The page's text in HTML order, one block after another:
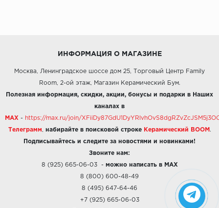
ИНФОРМАЦИЯ О МАГАЗИНЕ
Москва, Ленинградское шоссе дом 25, Торговый Центр Family
Room, 2-ой этаж, Магазин Керамический Бум.
Полезная информация, скидки, акции, бонусы и подарки в Наших
каналах в
MAX - https://max.ru/join/
Телеграмм набирайте в поисковой строке Керамический BOOM .
Подписывайтесь и следите за новостями и новинками!
Звоните нам:
8 (925) 665-06-03- можно написать в MAX
8 (800) 600-48-49
8 (495) 647-64-46
+7 (925) 665-06-03